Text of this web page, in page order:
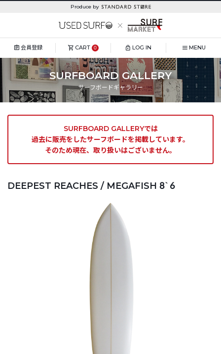
Produce by
会員登録 CART 0 LOG IN MENU
SURFBOARD GALLERY
サーフボードギャラリー
SURFBOARD GALLERYでは
過去に販売をしたサーフボードを掲載しています。
そのため現在、取り扱いはございません。
DEEPEST REACHES / MEGAFISH 8`6